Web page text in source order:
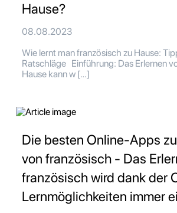
Hause?
08.08.2023
Wie lernt man französisch zu Hause:
Ratschläge Einführung: Das Erlernen
Hause kann w […]
Die besten Online-Apps
von französisch - Das
französisch wird dank der
Lernmöglichkeiten immer